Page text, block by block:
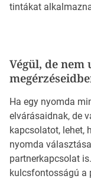
tintákat
Végül, de nem
Ha egy nyomda
elvárásaidnak, de
kapcsolatot, lehet,
nyomda
partnerkapcsolat
kulcsfontosságú a